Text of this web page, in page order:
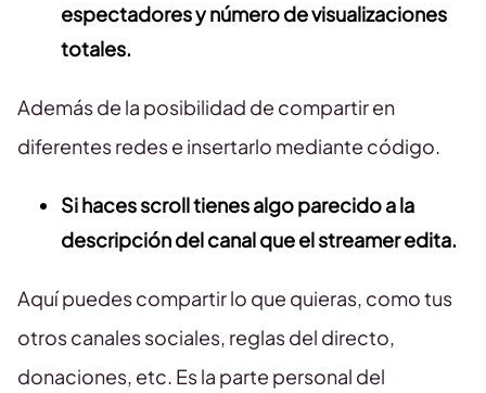
espectadores y número de visualizaciones
totales.
Además de la posibilidad de compartir en
diferentes redes e insertarlo mediante código.
Si haces scroll tienes algo parecido a la
descripción del canal que el streamer edita.
Aquí puedes compartir lo que quieras, como tus
otros canales sociales, reglas del directo,
donaciones, etc. Es la parte personal del